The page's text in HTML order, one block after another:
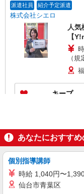
派遣社員 紹介予定派遣
株式会社シエロ
人
【
（規定あり） ゜
+゜ 入
頂く
い・
+゜
キープ
イベ
用/私
福島
る
な
あなたにおすす
個別指導講師
時給 1,040円〜
仙台市青葉区